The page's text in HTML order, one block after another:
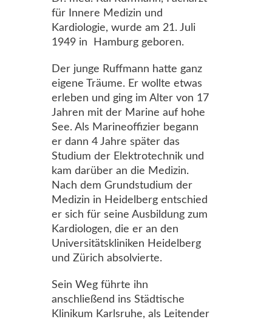
für Innere Medizin und
Kardiologie, wurde am 21. Juli
1949 in Hamburg geboren.
Der junge Ruffmann hatte ganz
eigene Träume. Er wollte etwas
erleben und ging im Alter von 17
Jahren mit der Marine auf hohe
See. Als Marineoffizier begann
er dann 4 Jahre später das
Studium der Elektrotechnik und
kam darüber an die Medizin.
Nach dem Grundstudium der
Medizin in Heidelberg entschied
er sich für seine Ausbildung zum
Kardiologen, die er an den
Universitätskliniken Heidelberg
und Zürich absolvierte.
Sein Weg führte ihn
anschließend ins Städtische
Klinikum Karlsruhe, als Leitender